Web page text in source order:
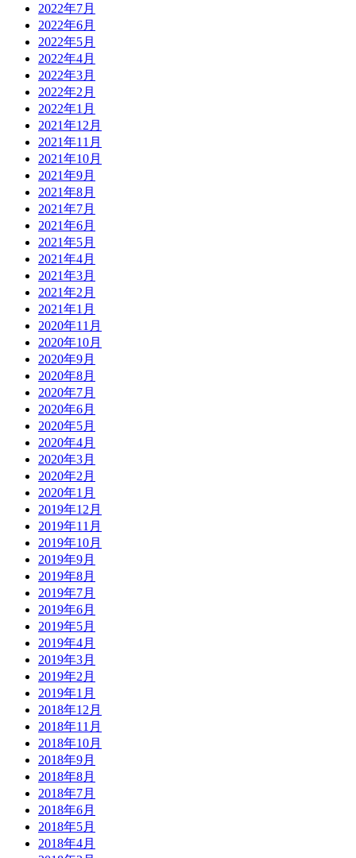
2022年7月
2022年6月
2022年5月
2022年4月
2022年3月
2022年2月
2022年1月
2021年12月
2021年11月
2021年10月
2021年9月
2021年8月
2021年7月
2021年6月
2021年5月
2021年4月
2021年3月
2021年2月
2021年1月
2020年11月
2020年10月
2020年9月
2020年8月
2020年7月
2020年6月
2020年5月
2020年4月
2020年3月
2020年2月
2020年1月
2019年12月
2019年11月
2019年10月
2019年9月
2019年8月
2019年7月
2019年6月
2019年5月
2019年4月
2019年3月
2019年2月
2019年1月
2018年12月
2018年11月
2018年10月
2018年9月
2018年8月
2018年7月
2018年6月
2018年5月
2018年4月